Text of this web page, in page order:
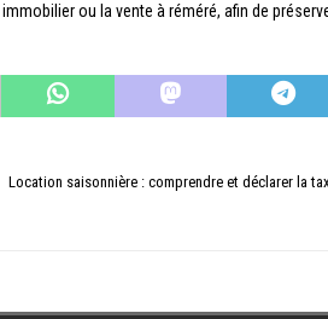
ou la vente à réméré, afin de
Location saisonnière : comprendre et déclarer la